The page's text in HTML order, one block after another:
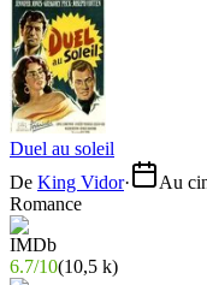
Duel au soleil
De King Vidor· Au
Romance
6.7/10(10,5 k)